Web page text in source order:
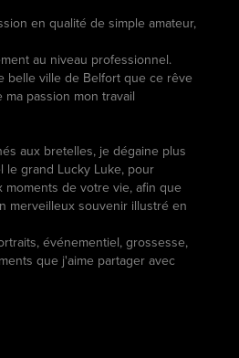
en qualité de simple amateur,
au niveau professionnel.
belle ville de Belfort que ce rêve
passion mon travail
aux bretelles, je dégaine plus
le grand Lucky Luke, pour
de votre vie, afin que
merveilleux souvenir illustré en
événementiel, grossesse,
que j'aime partager avec